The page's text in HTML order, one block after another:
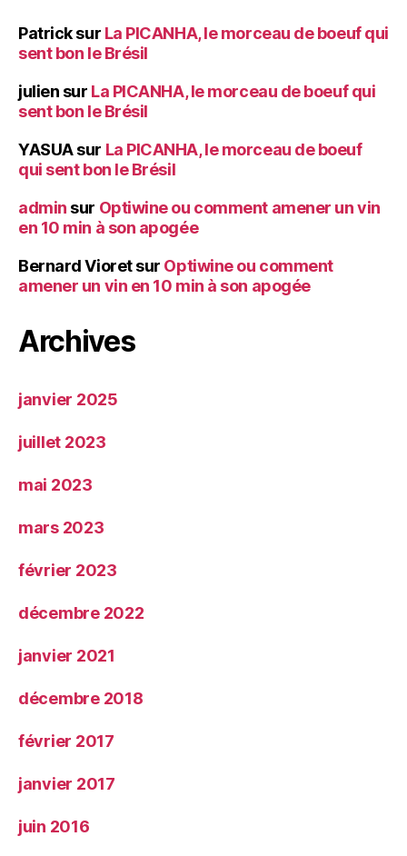
Patricksur La PICANHA, le morceau de boeuf qui
sent bon le Brésil
julien sur La PICANHA, le morceau de boeuf qui
sent bon le Brésil
YASUAsur La PICANHA, le morceau de boeuf
qui sent bon le Brésil
admin sur Optiwine ou comment amener un vin
en 10 min à son apogée
Bernard Vioretsur Optiwine ou comment
amener un vin en 10 min à son apogée
Archives
janvier 2025
juillet 2023
mai 2023
mars 2023
février 2023
décembre 2022
janvier 2021
décembre 2018
février 2017
janvier 2017
juin 2016